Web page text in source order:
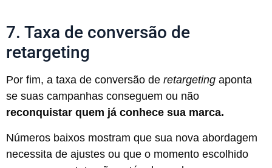
7. Taxa de conversão de
retargeting
Por fim, a taxa de conversão de retargeting aponta
se suas campanhas conseguem ou não
reconquistar quem já conhece sua marca.
Números baixos mostram que sua nova abordagem
necessita de ajustes ou que o momento escolhido